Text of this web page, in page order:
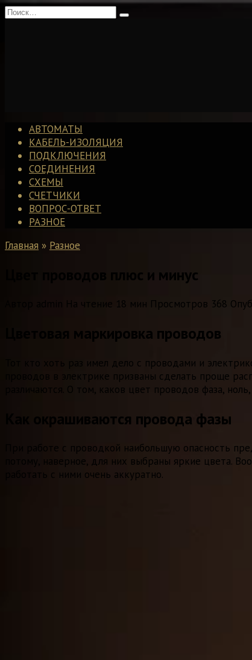
Перейти
Search
АВТОМАТЫ
КАБЕЛЬ-ИЗОЛЯЦИЯ
ПОДКЛЮЧЕНИЯ
СОЕДИНЕНИЯ
СХЕМЫ
СЧЕТЧИКИ
ВОПРОС-ОТВЕТ
РАЗНОЕ
Главная » Разное
Цвет проводов плюс и минус
На чтение 18 мин Просмотров 368
Цветовая маркировка проводов
Тот кто хоть раз имел дело с проводами и
проводов в электрике призваны сделать проще
различаются. О том, каков цвет проводов фаза,
Как окрашиваются провода фазы
При работе с проводкой наибольшую опасность
потому, наверное, для них выбраны яркие цвета.
работать с ними очень аккуратно.